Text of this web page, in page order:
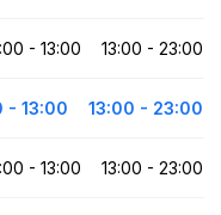
- 13:00 13:00 - 23:00
- 13:00 13:00 - 23:00
- 13:00 13:00 - 23:00